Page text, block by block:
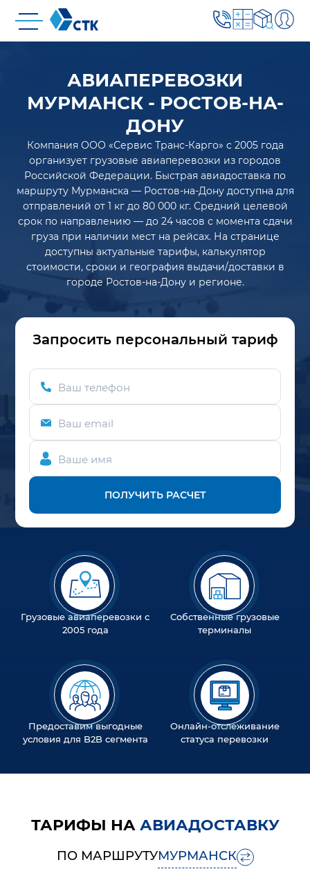
АВИАПЕРЕВОЗКИ
МУРМАНСК - РОСТОВ-НА-
ДОНУ
Компания ООО «Сервис Транс-Карго» с 2005 года
организует грузовые авиаперевозки из городов
Российской Федерации. Быстрая авиадоставка по
маршруту Мурманска — Ростов-на-Дону доступна для
отправлений от 1 кг до 80 000 кг. Средний целевой
срок по направлению — до 24 часов с момента сдачи
груза при наличии мест на рейсах. На странице
доступны актуальные тарифы, калькулятор
стоимости, сроки и география выдачи/доставки в
городе Ростов-на-Дону и регионе.
Запросить персональный тариф
Ваш телефон
Ваш email
Ваше имя
ПОЛУЧИТЬ РАСЧЕТ
Грузовые авиаперевозки с
2005 года
Собственные грузовые
терминалы
Предоставим выгодные
условия для B2B сегмента
Онлайн-отслеживание
статуса перевозки
ТАРИФЫ НА АВИАДОСТАВКУ
ПО МАРШРУТУМУРМАНСК